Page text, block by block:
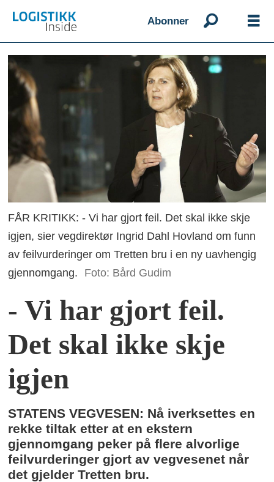
Abonner
FÅR KRITIKK: - Vi har gjort feil. Det skal ikke skje
igjen, sier vegdirektør Ingrid Dahl Hovland om funn
av feilvurderinger om Tretten bru i en ny uavhengig
gjennomgang.
Foto: Bård Gudim
- Vi har gjort feil.
Det skal ikke skje
igjen
STATENS VEGVESEN: Nå iverksettes en
rekke tiltak etter at en ekstern
gjennomgang peker på flere alvorlige
feilvurderinger gjort av vegvesenet når
det gjelder Tretten bru.